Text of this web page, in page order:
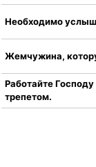
Необходимо
Жемчужина,
Работайте
трепетом.